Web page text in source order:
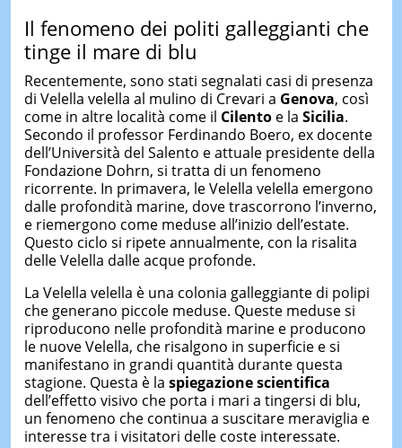
Il fenomeno dei politi galleggianti che
tinge il mare di blu
Recentemente, sono stati segnalati casi di presenza
di Velella velella al mulino di Crevari a Genova, così
come in altre località come il Cilentoe la Sicilia.
Secondo il professor Ferdinando Boero, ex docente
dell’Università del Salento e attuale presidente della
Fondazione Dohrn, si tratta di un fenomeno
ricorrente. In primavera, le Velella velella emergono
dalle profondità marine, dove trascorrono l’inverno,
e riemergono come meduse all’inizio dell’estate.
Questo ciclo si ripete annualmente, con la risalita
delle Velella dalle acque profonde.
La Velella velella è una colonia galleggiante di polipi
che generano piccole meduse. Queste meduse si
riproducono nelle profondità marine e producono
le nuove Velella, che risalgono in superficie e si
manifestano in grandi quantità durante questa
stagione. Questa è la spiegazione scientifica
dell’effetto visivo che porta i mari a tingersi di blu,
un fenomeno che continua a suscitare meraviglia e
interesse tra i visitatori delle coste interessate.